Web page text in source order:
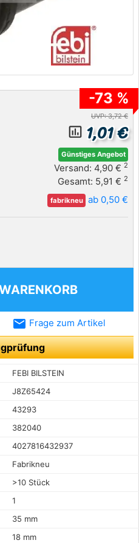
-73 %
UVP: 3,72 €
insert_chart_outlined 1,01 €
Günstiges Angebot
Versand: 4,90 € 2
Gesamt: 5,91 € 2
fabrikneu ab 0,50 €
email Frage zum Artikel
FEBI BILSTEIN
J8Z65424
43293
382040
4027816432937
Fabrikneu
>10 Stück
1
35 mm
18 mm